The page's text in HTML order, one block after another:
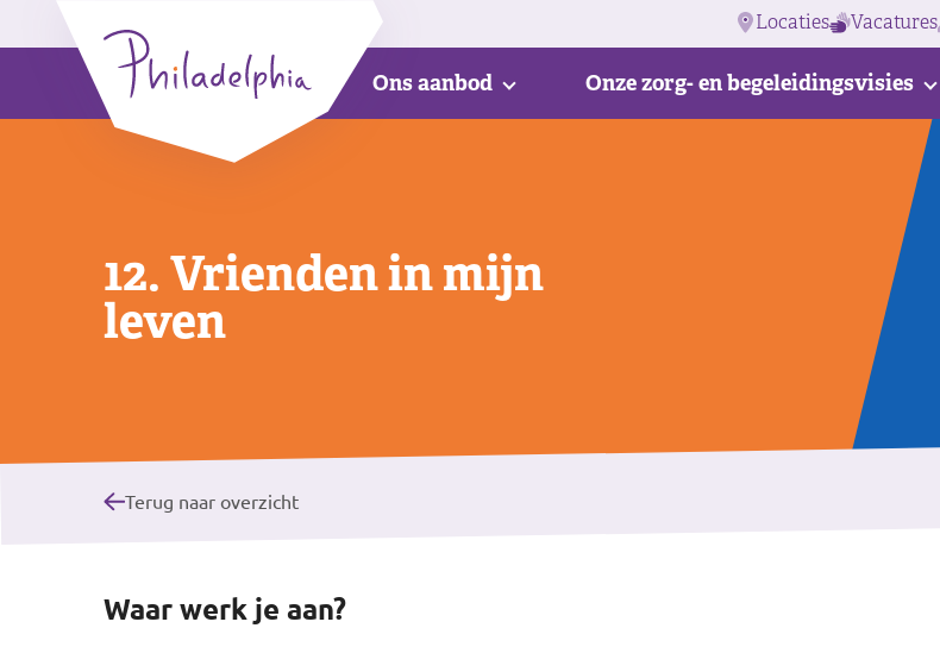
Locaties Vacatures
Ons aanbod Onze zorg- en begeleidingsvisies
12. Vrienden in mijn
leven
Terug naar overzicht
Waar werk je aan?